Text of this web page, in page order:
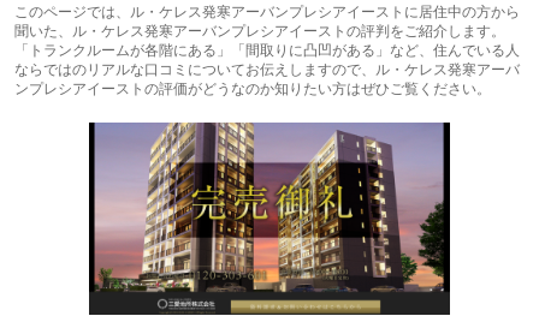
このページでは、ル・ケレス発寒アーバンプレシアイーストに居住中の方から
聞いた、ル・ケレス発寒アーバンプレシアイーストの評判をご紹介します。
「トランクルームが各階にある」「間取りに凸凹がある」など、住んでいる人
ならではのリアルな口コミについてお伝えしますので、ル・ケレス発寒アーバ
ンプレシアイーストの評価がどうなのか知りたい方はぜひご覧ください。